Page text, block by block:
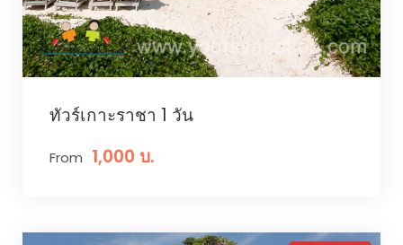
ทัวร์เกาะราชา 1 วัน
From 1,000 บ.